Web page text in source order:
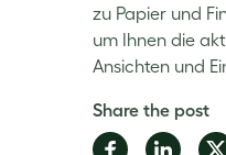
zu Papier und
um Ihnen die
Ansichten und
Share the post
Share Share